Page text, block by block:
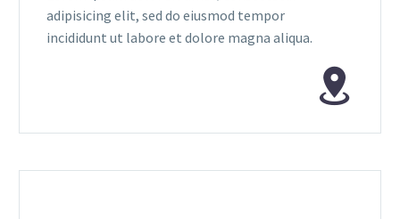
adipisicing elit, sed do eiusmod tempor
incididunt ut labore et dolore magna aliqua.